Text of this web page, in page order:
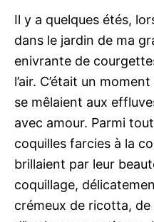
Il y a quelques étés,
dans le jardin de ma
enivrante de
l’air. C’était un
se mêlaient aux
avec amour. Parmi
coquilles farcies à la
brillaient par leur
coquillage,
crémeux de ricotta,